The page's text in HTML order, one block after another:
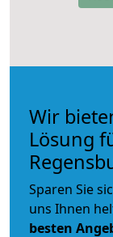
Wir
Lösung
Sparen Sie
uns Ihnen
besten